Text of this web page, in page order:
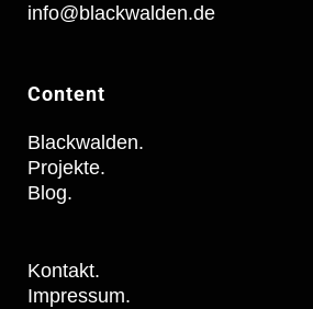
info@blackwalden.de
Content
Blackwalden.
Projekte.
Blog.
Kontakt.
Impressum.